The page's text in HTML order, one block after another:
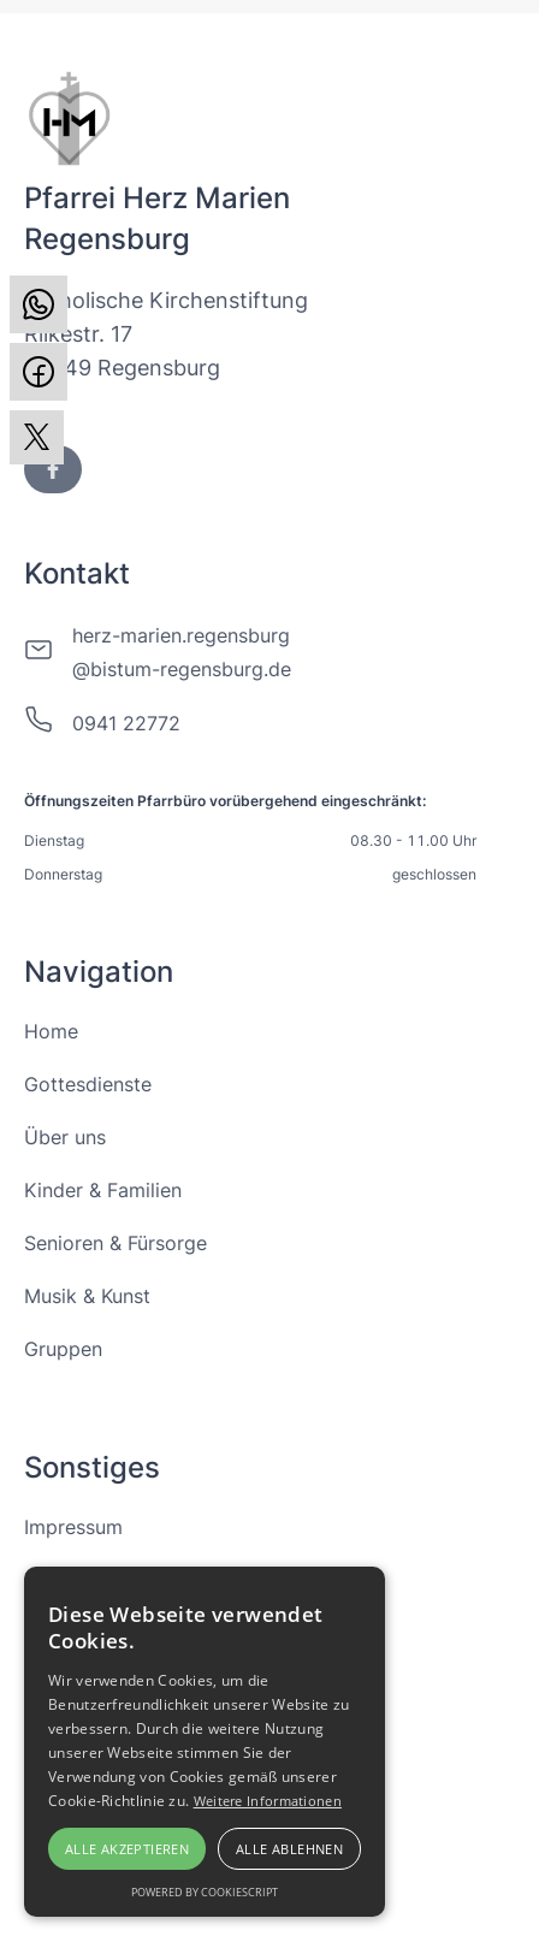
Pfarrei Herz Marien
Regensburg
Katholische Kirchenstiftung
Rilkestr. 17
93049 Regensburg
Kontakt
herz-marien.regensburg
@bistum-regensburg.de
0941 22772
Öffnungszeiten Pfarrbüro vorübergehend eingeschränkt:
Dienstag
08.30 - 11.00 Uhr
Donnerstag
geschlossen
Navigation
Home
Gottesdienste
Über uns
Kinder & Familien
Senioren & Fürsorge
Musik & Kunst
Gruppen
Sonstiges
Impressum
Datenschutz
Cookies
Archiv
Glockenklänge
Diese Webseite verwendet
Cookies.
Wir verwenden Cookies, um die
Benutzerfreundlichkeit unserer Website zu
verbessern. Durch die weitere Nutzung
unserer Webseite stimmen Sie der
Verwendung von Cookies gemäß unserer
Cookie-Richtlinie zu. Weitere Informationen
ALLE AKZEPTIEREN ALLE ABLEHNEN
POWERED BY COOKIESCRIPT